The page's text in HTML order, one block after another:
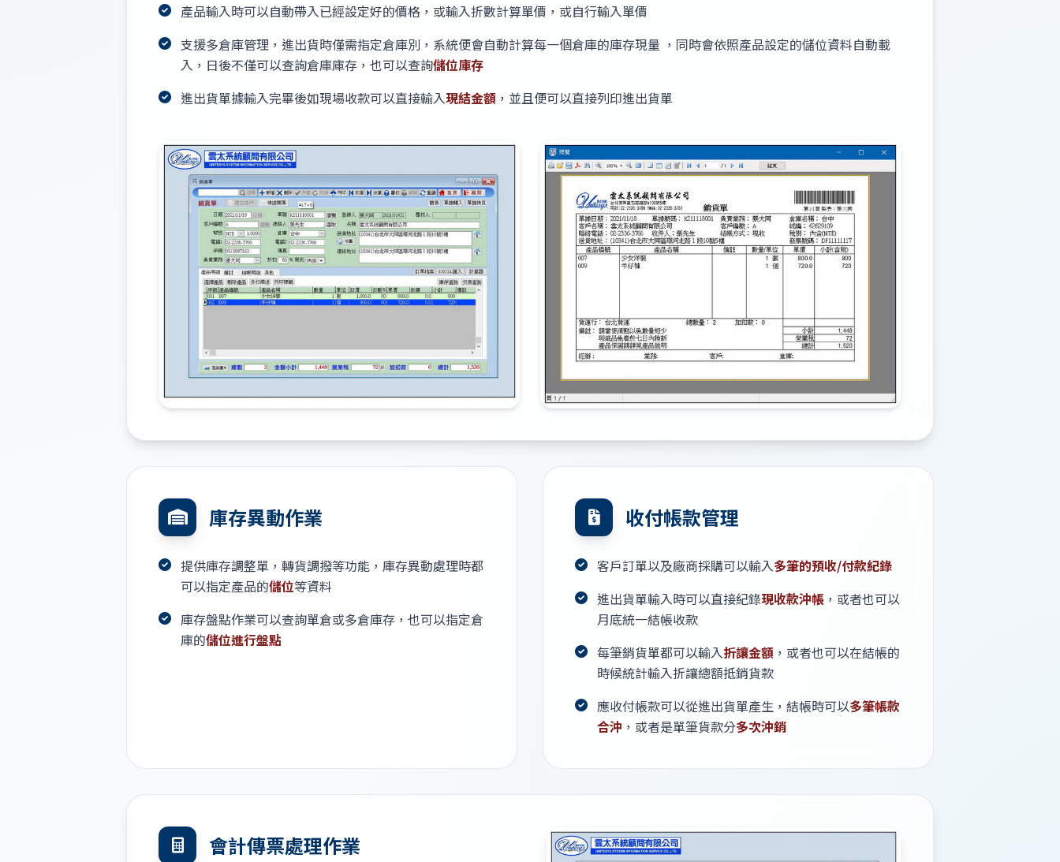
產品輸入時可以自動帶入已經設定好的價格，或輸入折數計算單價，或自行輸入單價
支援多倉庫管理，進出貨時僅需指定倉庫別，系統便會自動計算每一個倉庫的庫存現量 ，同時會依照產品設定的儲位資料自動載
入，日後不僅可以查詢倉庫庫存，也可以查詢儲位庫存
進出貨單據輸入完畢後如現場收款可以直接輸入現結金額 ，並且便可以直接列印進出貨單
庫存異動作業
提供庫存調整單，轉貨調撥等功能，庫存異動處理時都
可以指定產品的儲位等資料
庫存盤點作業可以查詢單倉或多倉庫存，也可以指定倉
庫的儲位進行盤點
收付帳款管理
客戶訂單以及廠商採購可以輸入多筆的預收/付款紀錄
進出貨單輸入時可以直接紀錄現收款沖帳 ，或者也可以
月底統一結帳收款
每筆銷貨單都可以輸入折讓金額 ，或者也可以在結帳的
時候統計輸入折讓總額抵銷貨款
應收付帳款可以從進出貨單產生，結帳時可以多筆帳款
合沖 ，或者是單筆貨款分多次沖銷
會計傳票處理作業